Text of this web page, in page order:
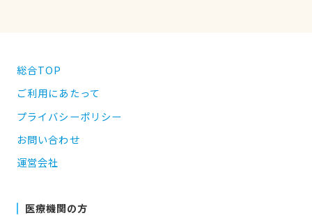
総合TOP
ご利用にあたって
プライバシーポリシー
お問い合わせ
運営会社
医療機関の方